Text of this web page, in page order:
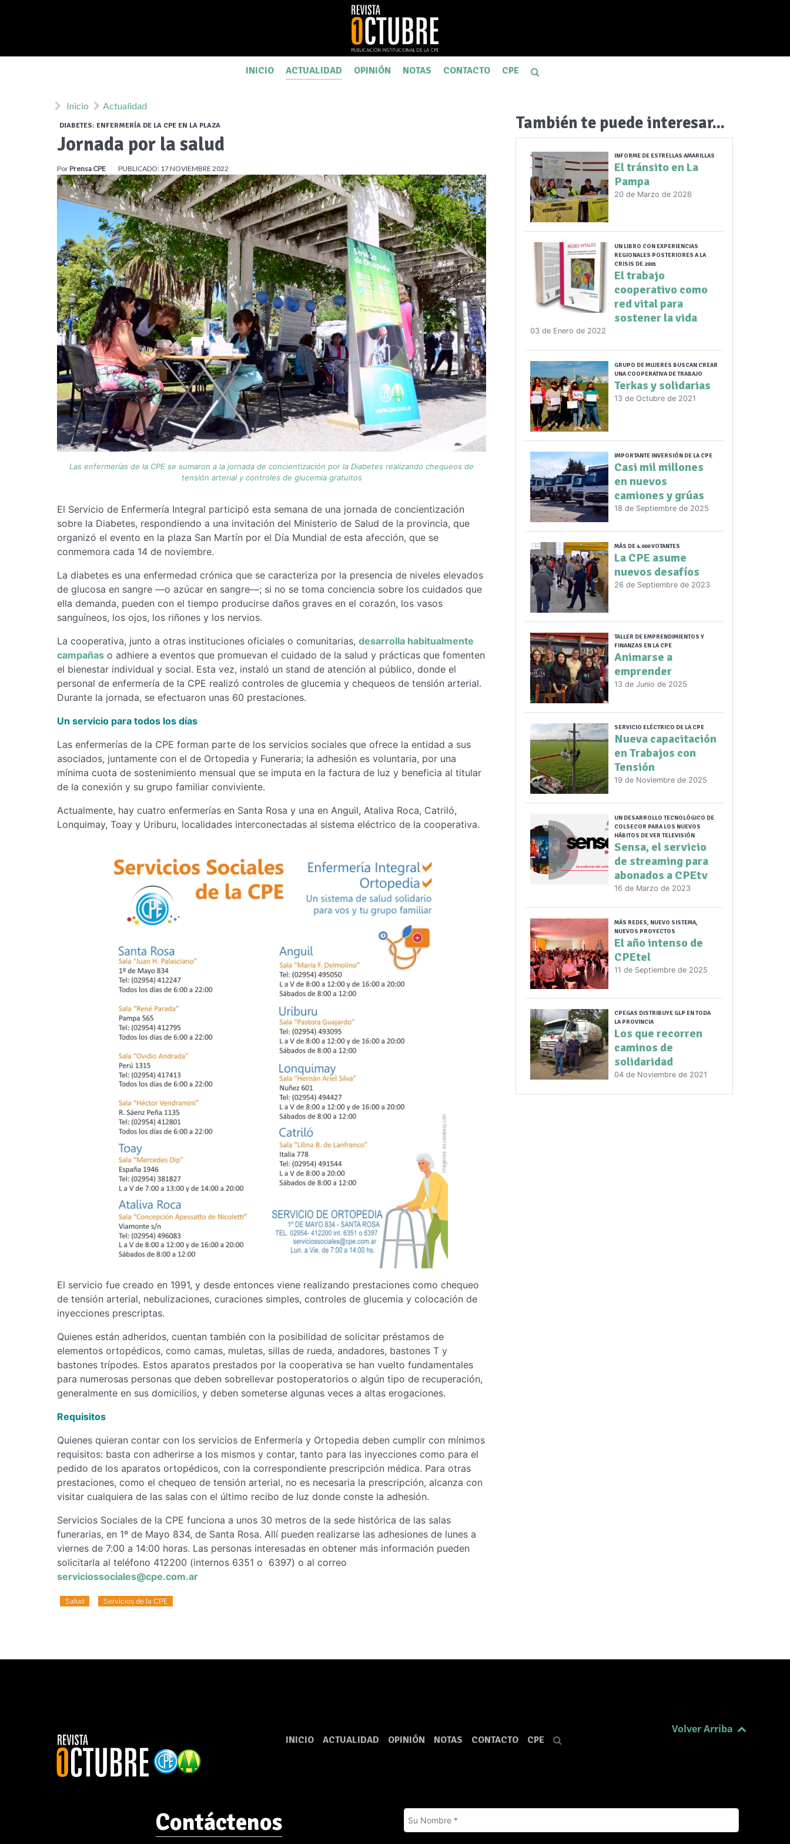
INICIO ACTUALIDAD OPINIÓN NOTAS CONTACTO CPE
Inicio Actualidad
DIABETES: ENFERMERÍA DE LA CPE EN LA PLAZA
Jornada por la salud
PorPrensa CPE PUBLICADO: 17 NOVIEMBRE 2022
Las enfermerías de la CPE se sumaron a la jornada de concientización por la Diabetes realizando chequeos de
tensión arterial y controles de glucemia gratuitos
El Servicio de Enfermería Integral participó esta semana de una jornada de concientización
sobre la Diabetes, respondiendo a una invitación del Ministerio de Salud de la provincia, que
organizó el evento en la plaza San Martín por el Día Mundial de esta afección, que se
conmemora cada 14 de noviembre.
La diabetes es una enfermedad crónica que se caracteriza por la presencia de niveles elevados
de glucosa en sangre —o azúcar en sangre—; si no se toma conciencia sobre los cuidados que
ella demanda, pueden con el tiempo producirse daños graves en el corazón, los vasos
sanguíneos, los ojos, los riñones y los nervios.
La cooperativa, junto a otras instituciones oficiales o comunitarias, desarrolla habitualmente
campañas o adhiere a eventos que promuevan el cuidado de la salud y prácticas que fomenten
el bienestar individual y social. Esta vez, instaló un stand de atención al público, donde el
personal de enfermería de la CPE realizó controles de glucemia y chequeos de tensión arterial.
Durante la jornada, se efectuaron unas 60 prestaciones.
Un servicio para todos los días
Las enfermerías de la CPE forman parte de los servicios sociales que ofrece la entidad a sus
asociados, juntamente con el de Ortopedia y Funeraria; la adhesión es voluntaria, por una
mínima cuota de sostenimiento mensual que se imputa en la factura de luz y beneficia al titular
de la conexión y su grupo familiar conviviente.
Actualmente, hay cuatro enfermerías en Santa Rosa y una en Anguil, Ataliva Roca, Catriló,
Lonquimay, Toay y Uriburu, localidades interconectadas al sistema eléctrico de la cooperativa.
El servicio fue creado en 1991, y desde entonces viene realizando prestaciones como chequeo
de tensión arterial, nebulizaciones, curaciones simples, controles de glucemia y colocación de
inyecciones prescriptas.
Quienes están adheridos, cuentan también con la posibilidad de solicitar préstamos de
elementos ortopédicos, como camas, muletas, sillas de rueda, andadores, bastones T y
bastones trípodes. Estos aparatos prestados por la cooperativa se han vuelto fundamentales
para numerosas personas que deben sobrellevar postoperatorios o algún tipo de recuperación,
generalmente en sus domicilios, y deben someterse algunas veces a altas erogaciones.
Requisitos
Quienes quieran contar con los servicios de Enfermería y Ortopedia deben cumplir con mínimos
requisitos: basta con adherirse a los mismos y contar, tanto para las inyecciones como para el
pedido de los aparatos ortopédicos, con la correspondiente prescripción médica. Para otras
prestaciones, como el chequeo de tensión arterial, no es necesaria la prescripción, alcanza con
visitar cualquiera de las salas con el último recibo de luz donde conste la adhesión.
Servicios Sociales de la CPE funciona a unos 30 metros de la sede histórica de las salas
funerarias, en 1º de Mayo 834, de Santa Rosa. Allí pueden realizarse las adhesiones de lunes a
viernes de 7:00 a 14:00 horas. Las personas interesadas en obtener más información pueden
solicitarla al teléfono 412200 (internos 6351 o 6397) o al correo
serviciossociales@cpe.com.ar
Salud Servicios de la CPE
También te puede interesar...
INFORME DE ESTRELLAS AMARILLAS
El tránsito en La
Pampa
20 de Marzo de 2026
UN LIBRO CON EXPERIENCIAS
REGIONALES POSTERIORES A LA
CRISIS DE 2001
El trabajo
cooperativo como
red vital para
sostener la vida
03 de Enero de 2022
GRUPO DE MUJERES BUSCAN CREAR
UNA COOPERATIVA DE TRABAJO
Terkas y solidarias
13 de Octubre de 2021
IMPORTANTE INVERSIÓN DE LA CPE
Casi mil millones
en nuevos
camiones y grúas
18 de Septiembre de 2025
MÁS DE 4.000 VOTANTES
La CPE asume
nuevos desafíos
26 de Septiembre de 2023
TALLER DE EMPRENDIMIENTOS Y
FINANZAS EN LA CPE
Animarse a
emprender
13 de Junio de 2025
SERVICIO ELÉCTRICO DE LA CPE
Nueva capacitación
en Trabajos con
Tensión
19 de Noviembre de 2025
UN DESARROLLO TECNOLÓGICO DE
COLSECOR PARA LOS NUEVOS
HÁBITOS DE VER TELEVISIÓN
Sensa, el servicio
de streaming para
abonados a CPEtv
16 de Marzo de 2023
MÁS REDES, NUEVO SISTEMA,
NUEVOS PROYECTOS
El año intenso de
CPEtel
11 de Septiembre de 2025
CPEGAS DISTRIBUYE GLP EN TODA
LA PROVINCIA
Los que recorren
caminos de
solidaridad
04 de Noviembre de 2021
INICIO ACTUALIDAD OPINIÓN NOTAS CONTACTO CPE
Volver Arriba
Contáctenos